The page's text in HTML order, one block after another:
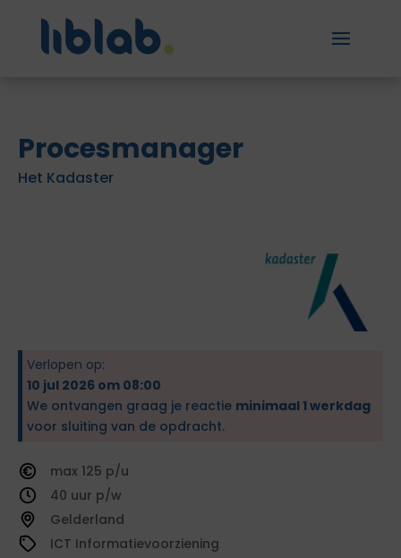
Procesmanager
Het Kadaster
Verlopen op:
10 jul 2026 om 08:00
We ontvangen graag je reactie minimaal 1 werkdag
voor sluiting van de opdracht.
125
40
Gelderland
ICT Informatievoorziening